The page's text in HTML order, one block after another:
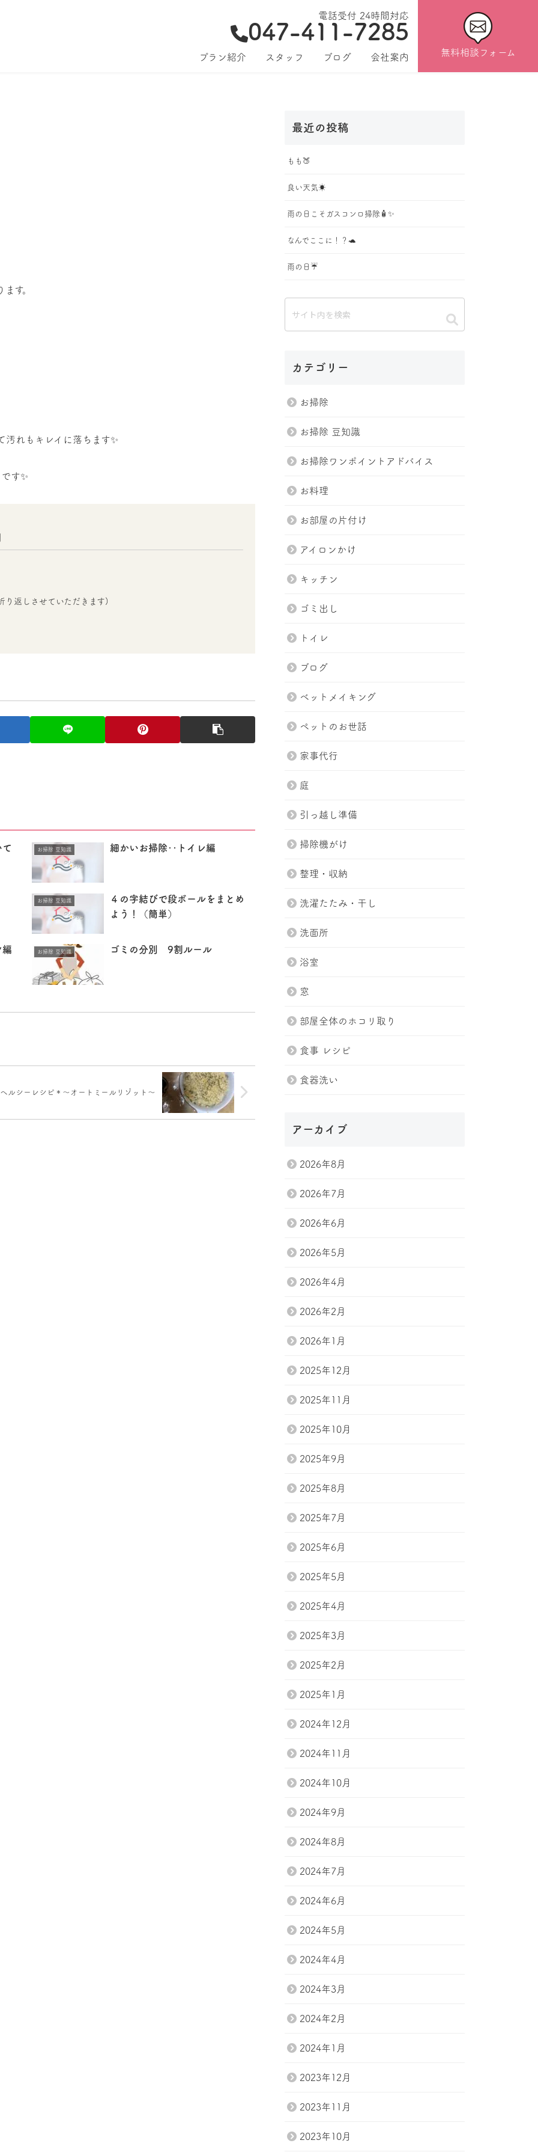
電話受付 24時間対応
047-411-7285
プラン紹介 スタッフ ブログ 会社案内 無料相談フォーム
す。
れもキレイに落ちます✨
す✨
り返しさせていただきます)
お掃除 豆知識 細かいお掃除‥トイレ編
お掃除 豆知識
４の字結びで段ボールをまとめ
よう！（簡単）
お掃除 豆知識 ゴミの分別 9割ルール
ヘルシーレシピ＊〜オートミールリゾット〜
最近の投稿
もも🍑
良い天気☀️
雨の日こそガスコンロ掃除🧴✨
なんでここに！？🐢
雨の日☔️
カテゴリー
お掃除
お掃除 豆知識
お掃除ワンポイントアドバイス
お料理
お部屋の片付け
アイロンかけ
キッチン
ゴミ出し
トイレ
ブログ
ベットメイキング
ペットのお世話
家事代行
庭
引っ越し準備
掃除機がけ
整理・収納
洗濯たたみ・干し
洗面所
浴室
窓
部屋全体のホコリ取り
食事 レシピ
食器洗い
アーカイブ
2026年8月
2026年7月
2026年6月
2026年5月
2026年4月
2026年2月
2026年1月
2025年12月
2025年11月
2025年10月
2025年9月
2025年8月
2025年7月
2025年6月
2025年5月
2025年4月
2025年3月
2025年2月
2025年1月
2024年12月
2024年11月
2024年10月
2024年9月
2024年8月
2024年7月
2024年6月
2024年5月
2024年4月
2024年3月
2024年2月
2024年1月
2023年12月
2023年11月
2023年10月